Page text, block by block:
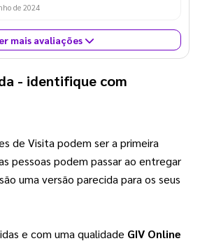
de 2024
mais avaliações
- identifique com
de Visita podem ser a primeira
pessoas podem passar ao entregar
são uma versão parecida para os seus
e com uma qualidade GIV Online